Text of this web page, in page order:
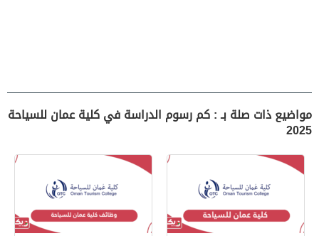
مواضيع ذات صلة بـ : كم رسوم الدراسة في كلية عمان للسياحة
2025